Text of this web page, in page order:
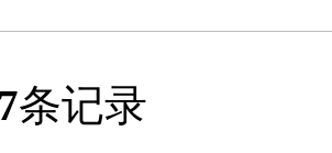
条记录